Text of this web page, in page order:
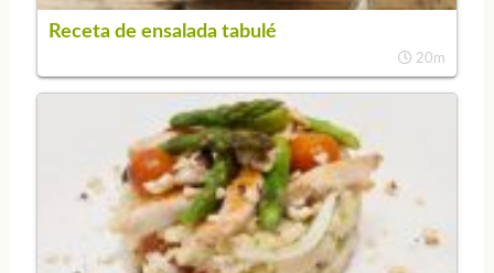
Receta de ensalada tabulé
20m